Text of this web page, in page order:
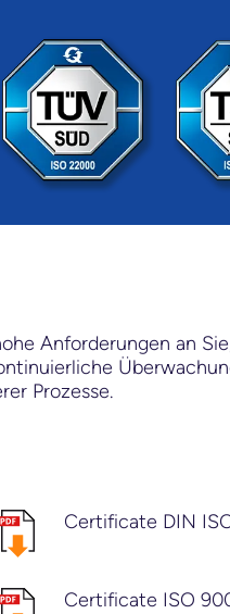
Anforderungen an
Prozesse.
Certificate DIN
Certificate ISO